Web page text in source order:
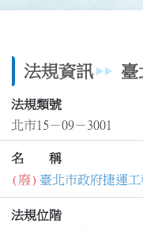
法規資訊 臺
法規類號
北市15－09－3001
名 稱
(廢) 臺北市政府捷運
法規位階